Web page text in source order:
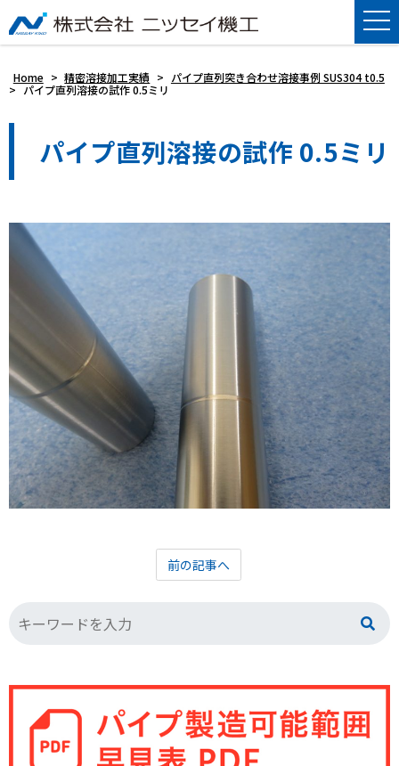
Home > 精密溶接加工実績 > パイプ直列突き合わせ溶接事例 SUS304 t0.5
> パイプ直列溶接の試作 0.5ミリ
パイプ直列溶接の試作 0.5ミリ
前の記事へ